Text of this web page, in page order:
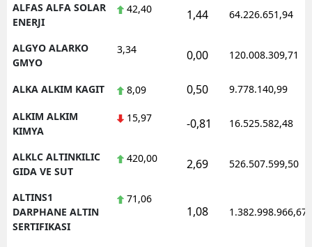
ALFAS ALFA SOLAR
ENERJI
42,40 1,44 64.226.651,94
ALGYO ALARKO
GMYO
3,34 0,00 120.008.309,71
ALKA ALKIM KAGIT 8,09 0,50 9.778.140,99
ALKIM ALKIM
KIMYA
15,97 -0,81 16.525.582,48
ALKLC ALTINKILIC
GIDA VE SUT
420,00 2,69 526.507.599,50
ALTINS1
DARPHANE ALTIN
SERTIFIKASI
71,06
1,08 1.382.998.966,67